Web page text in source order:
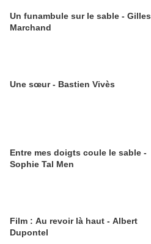
Un funambule sur le sable - Gilles
Marchand
Une sœur - Bastien Vivès
Entre mes doigts coule le sable -
Sophie Tal Men
Film : Au revoir là haut - Albert
Dupontel